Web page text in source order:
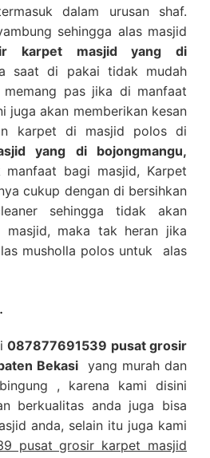
dalam urusan shaf.
sehingga alas masjid
karpet masjid yang di
saat di pakai tidak mudah
pas jika di manfaat
juga akan memberikan kesan
karpet di masjid polos di
yang di bojongmangu,
bagi masjid, Karpet
cukup dengan di bersihkan
sehingga tidak akan
masjid, maka tak heran jika
musholla polos untuk alas
087877691539 pusat grosir
Bekasiyang murah dan
, karena kami disini
berkualitas anda juga bisa
anda, selain itu juga kami
pusat grosir karpet masjid